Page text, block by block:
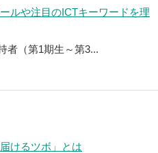
ルや注目のICTキーワードを理
者（第1期生～第3...
けるツボ」とは